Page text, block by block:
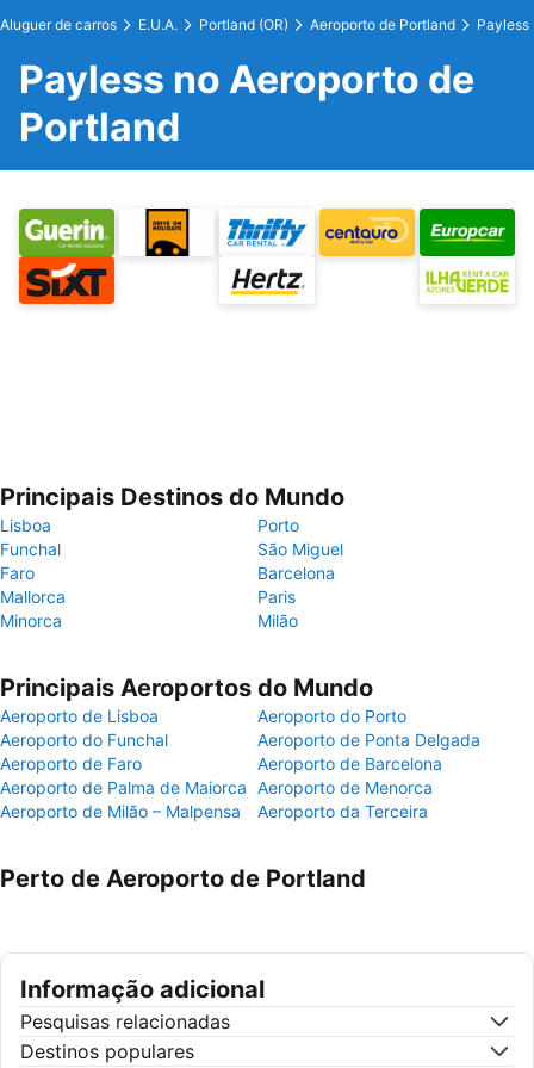
Aluguer de carros E.U.A. Portland (OR) Aeroporto de Portland Payless
Payless no Aeroporto de
Portland
Principais Destinos do Mundo
Lisboa
Porto
Funchal
São Miguel
Faro
Barcelona
Mallorca
Paris
Minorca
Milão
Principais Aeroportos do Mundo
Aeroporto de Lisboa
Aeroporto do Porto
Aeroporto do Funchal
Aeroporto de Ponta Delgada
Aeroporto de Faro
Aeroporto de Barcelona
Aeroporto de Palma de Maiorca Aeroporto de Menorca
Aeroporto de Milão – Malpensa
Aeroporto da Terceira
Perto de Aeroporto de Portland
Informação adicional
Pesquisas relacionadas
Destinos populares